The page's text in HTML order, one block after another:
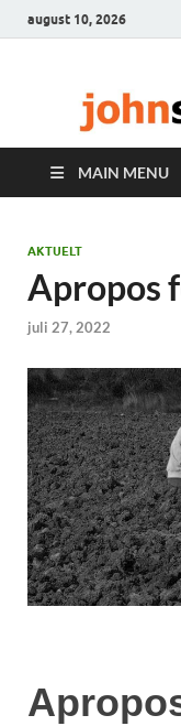
august 10, 2026
MAIN MENU
AKTUELT
Apropos
juli 27, 2022